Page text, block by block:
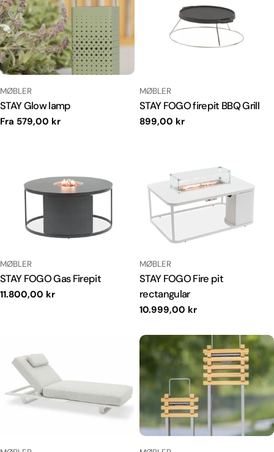
TYPE:
MØBLER
STAY Glow lamp
Normal
Fra 579,00 kr
TYPE:
MØBLER
STAY FOGO firepit BBQ Grill
Normal
899,00 kr
TYPE:
MØBLER
STAY FOGO Gas Firepit
Normal
11.800,00 kr
TYPE:
MØBLER
STAY FOGO Fire pit
rectangular
Normal
10.999,00 kr